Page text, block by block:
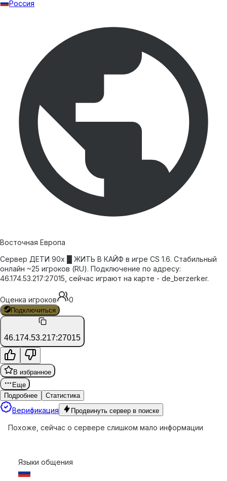
Россия
Восточная Европа
Сервер ДЕТИ 90х █ ЖИТЬ В КАЙФ в игре CS 1.6. Стабильный
онлайн ~25 игроков (RU). Подключение по адресу:
46.174.53.217:27015, сейчас играют на карте - de_berzerker.
Оценка игроков 0
Подключиться
46.174.53.217:27015
В избранное
Еще
Подробнее
Статистика
Верификация Продвинуть сервер в поиске
Похоже, сейчас о сервере слишком мало информации
Языки общения